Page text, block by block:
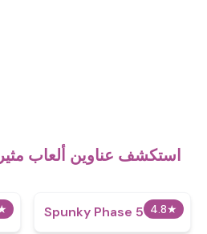
استكشف عناوين ألعاب مثيرة
4.8★
Spunky Phase 5